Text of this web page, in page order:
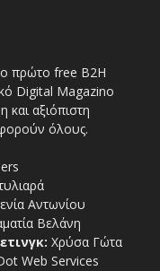
πρώτο free Β2Η
Digital Magazino
αξιόπιστη
όλους.
Αντωνίου
Βελάνη
Χρύσα Γώτα
Web Services